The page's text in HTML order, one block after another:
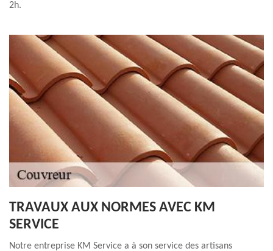
2h.
TRAVAUX AUX NORMES AVEC KM
SERVICE
Notre entreprise KM Service a à son service des artisans